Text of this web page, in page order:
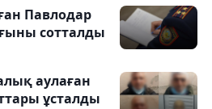
Павлодар
сотталды
аулаған
ұсталды